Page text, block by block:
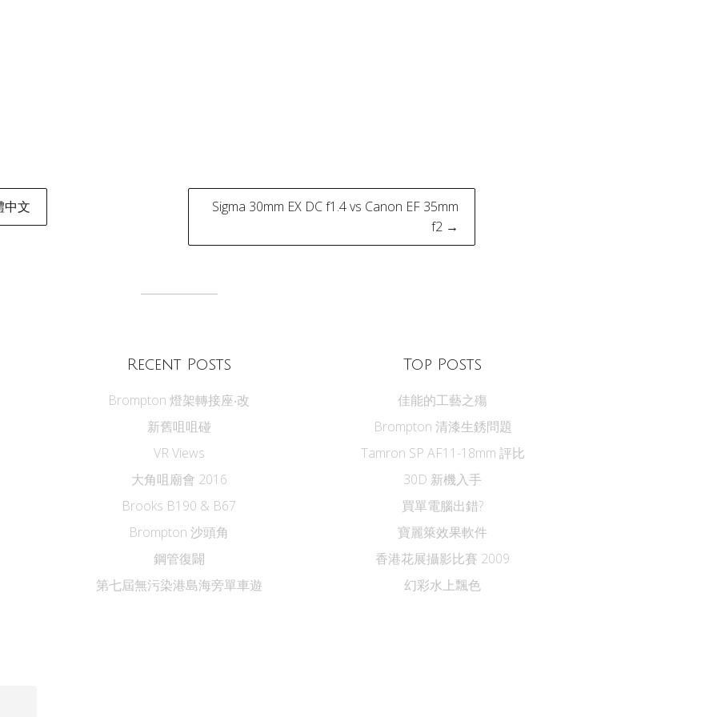
中文
Sigma 30mm EX DC f1.4 vs Canon EF 35mm
f2 →
Recent Posts
Brompton 燈架轉接座‧改
新舊咀咀碰
VR Views
大角咀廟會 2016
Brooks B190 & B67
Brompton 沙頭角
鋼管復闢
第七屆無污染港島海旁單車遊
Top Posts
佳能的工藝之殤
Brompton 清漆生銹問題
Tamron SP AF11-18mm 評比
30D 新機入手
買單電腦出錯?
寶麗箂效果軟件
香港花展攝影比賽 2009
幻彩水上飄色